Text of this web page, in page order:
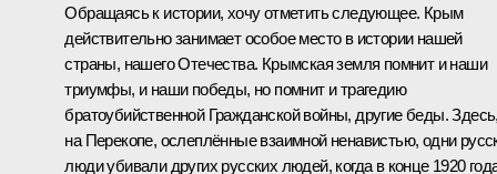
Обращаясь к истории, хочу отметить следующее. Крым
действительно занимает особое место в истории нашей
страны, нашего Отечества. Крымская земля помнит и наши
триумфы, и наши победы, но помнит и трагедию
братоубийственной Гражданской войны, другие беды.
на Перекопе, ослеплённые взаимной ненавистью, одни
люди убивали других русских людей, когда в конце 1920